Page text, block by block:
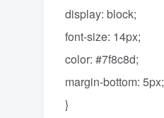
display: block;
font-size: 14px;
color: #7f8c8d;
margin-bottom: 5px;
}